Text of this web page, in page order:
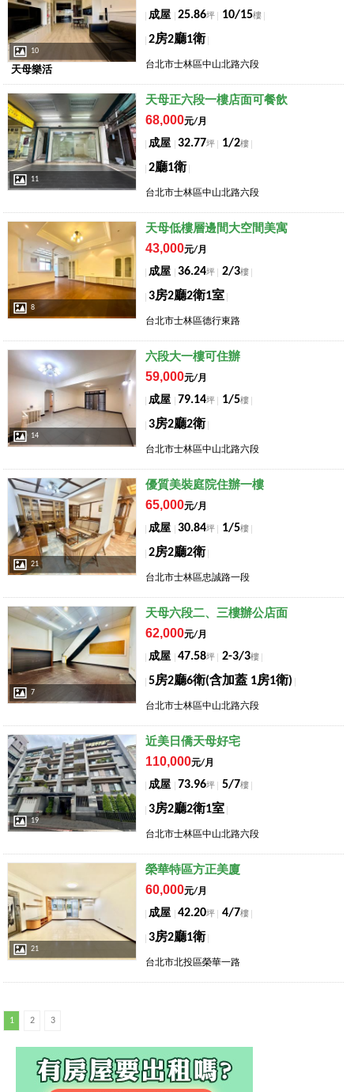
10
天母樂活
成屋 25.86坪 10/15樓
2房2廳1衛
台北市士林區中山北路六段
店長推薦
11
天母正六段一樓店面可餐飲
68,000元/月
成屋 32.77坪 1/2樓
2廳1衛
台北市士林區中山北路六段
店長推薦
8
天母低樓層邊間大空間美寓
43,000元/月
成屋 36.24坪 2/3樓
3房2廳2衛1室
台北市士林區德行東路
店長推薦
14
六段大一樓可住辦
59,000元/月
成屋 79.14坪 1/5樓
3房2廳2衛
台北市士林區中山北路六段
店長推薦
21
優質美裝庭院住辦一樓
65,000元/月
成屋 30.84坪 1/5樓
2房2廳2衛
台北市士林區忠誠路一段
店長推薦
7
天母六段二、三樓辦公店面
62,000元/月
成屋 47.58坪 2-3/3樓
5房2廳6衛(含加蓋 1房1衛)
台北市士林區中山北路六段
店長推薦
19
近美日僑天母好宅
110,000元/月
成屋 73.96坪 5/7樓
3房2廳2衛1室
台北市士林區中山北路六段
21
榮華特區方正美廈
60,000元/月
成屋 42.20坪 4/7樓
3房2廳1衛
台北市北投區榮華一路
1 2 3